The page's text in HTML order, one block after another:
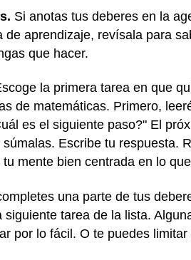
Si anotas tus deberes en la
de aprendizaje, revísala para
que hacer.
la primera tarea en que
de matemáticas. Primero,
es el siguiente paso?" El
Escribe tu respuesta.
mente bien centrada en lo
una parte de tus
tarea de la lista.
por lo fácil. O te puedes